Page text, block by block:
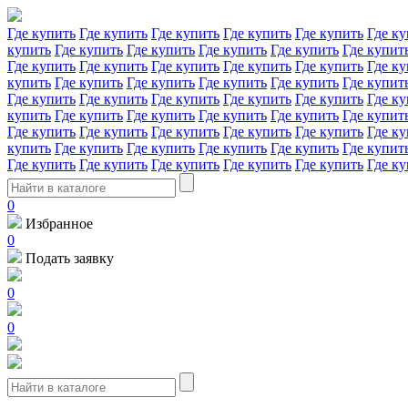
Где купить Где купить Где купить Где купить Где купить Где
купить Где купить Где купить Где купить Где купить Где
Где купить Где купить Где купить Где купить Где купить Где
купить Где купить Где купить Где купить Где купить Где
Где купить Где купить Где купить Где купить Где купить Где
купить Где купить Где купить Где купить Где купить Где
Где купить Где купить Где купить Где купить Где купить Где
купить Где купить Где купить Где купить Где купить Где
Где купить Где купить Где купить Где купить Где купить Где
0
Избранное
0
Подать заявку
0
0